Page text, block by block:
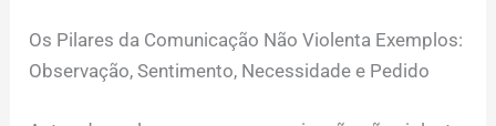
Os Pilares da Comunicação Não Violenta Exemplos:
Observação, Sentimento, Necessidade e Pedido